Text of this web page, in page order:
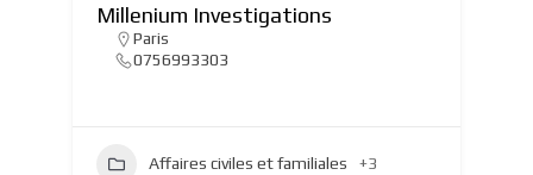
Millenium Investigations
Paris
0756993303
Affaires civiles et familiales +3